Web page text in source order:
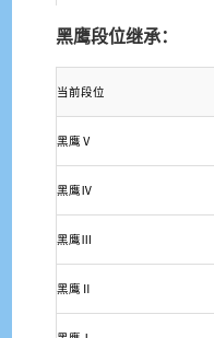
黑鹰段位继承：
当前段位
黑鹰Ⅴ
黑鹰Ⅳ
黑鹰Ⅲ
黑鹰Ⅱ